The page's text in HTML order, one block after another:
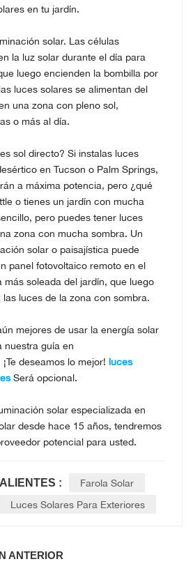
en tu jardín.
solar. Las células
la luz solar durante el día para
luego encienden la bombilla por
luces solares se alimentan del
una zona con pleno sol,
o más al día.
sol directo? Si instalas luces
en Tucson o Palm Springs,
a máxima potencia, pero ¿qué
o tienes un jardín con mucha
pero puedes tener luces
zona con mucha sombra. Un
solar o paisajística puede
panel fotovoltaico remoto en el
más soleada del jardín, que luego
luces de la zona con sombra.
mejores de usar la energía solar
nuestra guía en
deseamos lo mejor! luces
Será opcional.
solar especializada en
desde hace 15 años, tendremos
potencial para usted.
:
Farola Solar
Luces Solares Para Exteriores
ANTERIOR